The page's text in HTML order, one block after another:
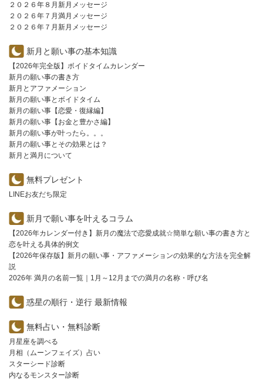
２０２６年８月新月メッセージ
２０２６年７月満月メッセージ
２０２６年７月新月メッセージ
新月と願い事の基本知識
【2026年完全版】ボイドタイムカレンダー
新月の願い事の書き方
新月とアファメーション
新月の願い事とボイドタイム
新月の願い事【恋愛・復縁編】
新月の願い事【お金と豊かさ編】
新月の願い事が叶ったら。。。
新月の願い事とその効果とは？
新月と満月について
無料プレゼント
LINEお友だち限定
新月で願い事を叶えるコラム
【2026年カレンダー付き】新月の魔法で恋愛成就☆簡単な願い事の書き方と
恋を叶える具体的例文
【2026年保存版】新月の願い事・アファメーションの効果的な方法を完全解
説
2026年 満月の名前一覧｜1月～12月までの満月の名称・呼び名
惑星の順行・逆行 最新情報
無料占い・無料診断
月星座を調べる
月相（ムーンフェイズ）占い
スターシード診断
内なるモンスター診断